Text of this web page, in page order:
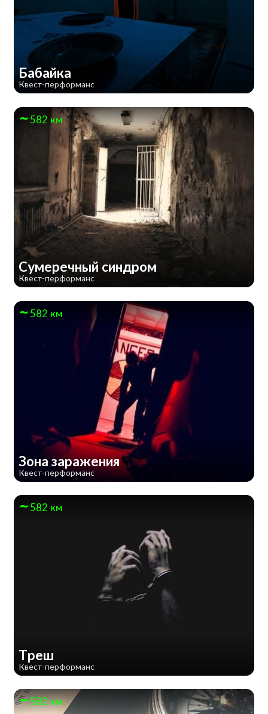
Бабайка
Квест-перформанс
582 км
Сумеречный синдром
Квест-перформанс
582 км
Зона заражения
Квест-перформанс
582 км
Треш
Квест-перформанс
582 км